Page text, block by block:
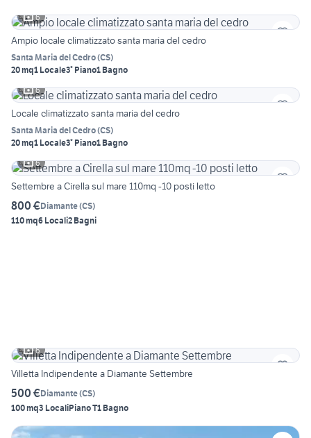
6
Ampio locale climatizzato santa maria del cedro
Santa Maria del Cedro(CS)
20 mq1 Locale3° Piano1 Bagno
6
Locale climatizzato santa maria del cedro
Santa Maria del Cedro(CS)
20 mq1 Locale3° Piano1 Bagno
6
Settembre a Cirella sul mare 110mq -10 posti letto
800 €Diamante(CS)
110 mq6 Locali2 Bagni
6
Villetta Indipendente a Diamante Settembre
500 €Diamante(CS)
100 mq3 LocaliPiano T1 Bagno